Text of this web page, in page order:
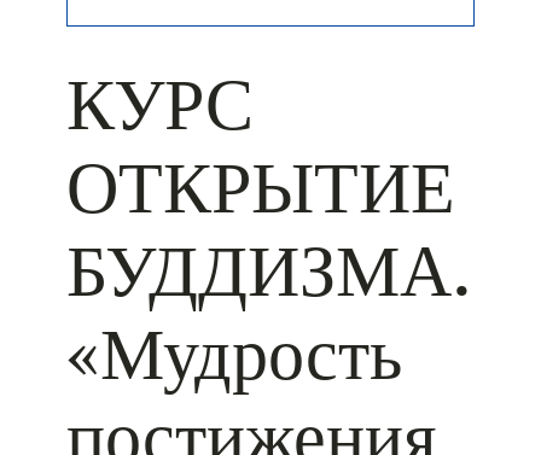
КУРС
ОТКРЫТИЕ
БУДДИЗМА.
«Мудрость
постижения